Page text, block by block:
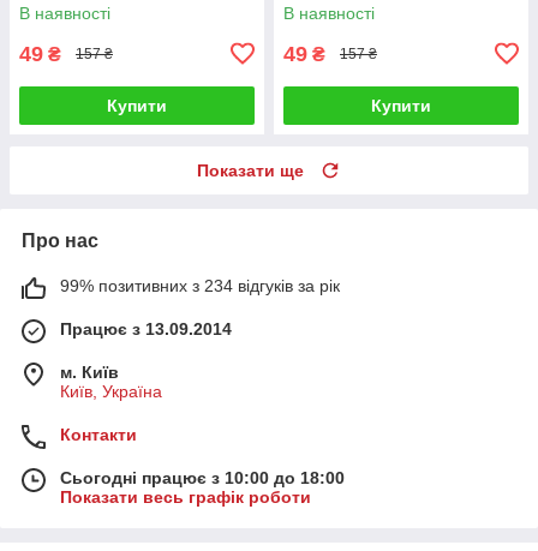
В наявності
49 ₴ 157 ₴
Купити
В наявності
49 ₴ 157 ₴
Купити
Показати ще
Про нас
99% позитивних з 234 відгуків за рік
Працює з 13.09.2014
м. Київ
Київ, Україна
Контакти
Сьогодні працює з 10:00 до 18:00
Показати весь графік роботи